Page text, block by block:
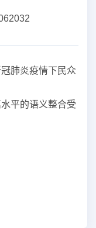
肺炎疫情下民众
平的语义整合受